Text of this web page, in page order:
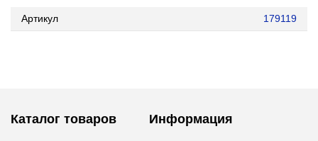
Артикул 179119
Каталог товаров Информация